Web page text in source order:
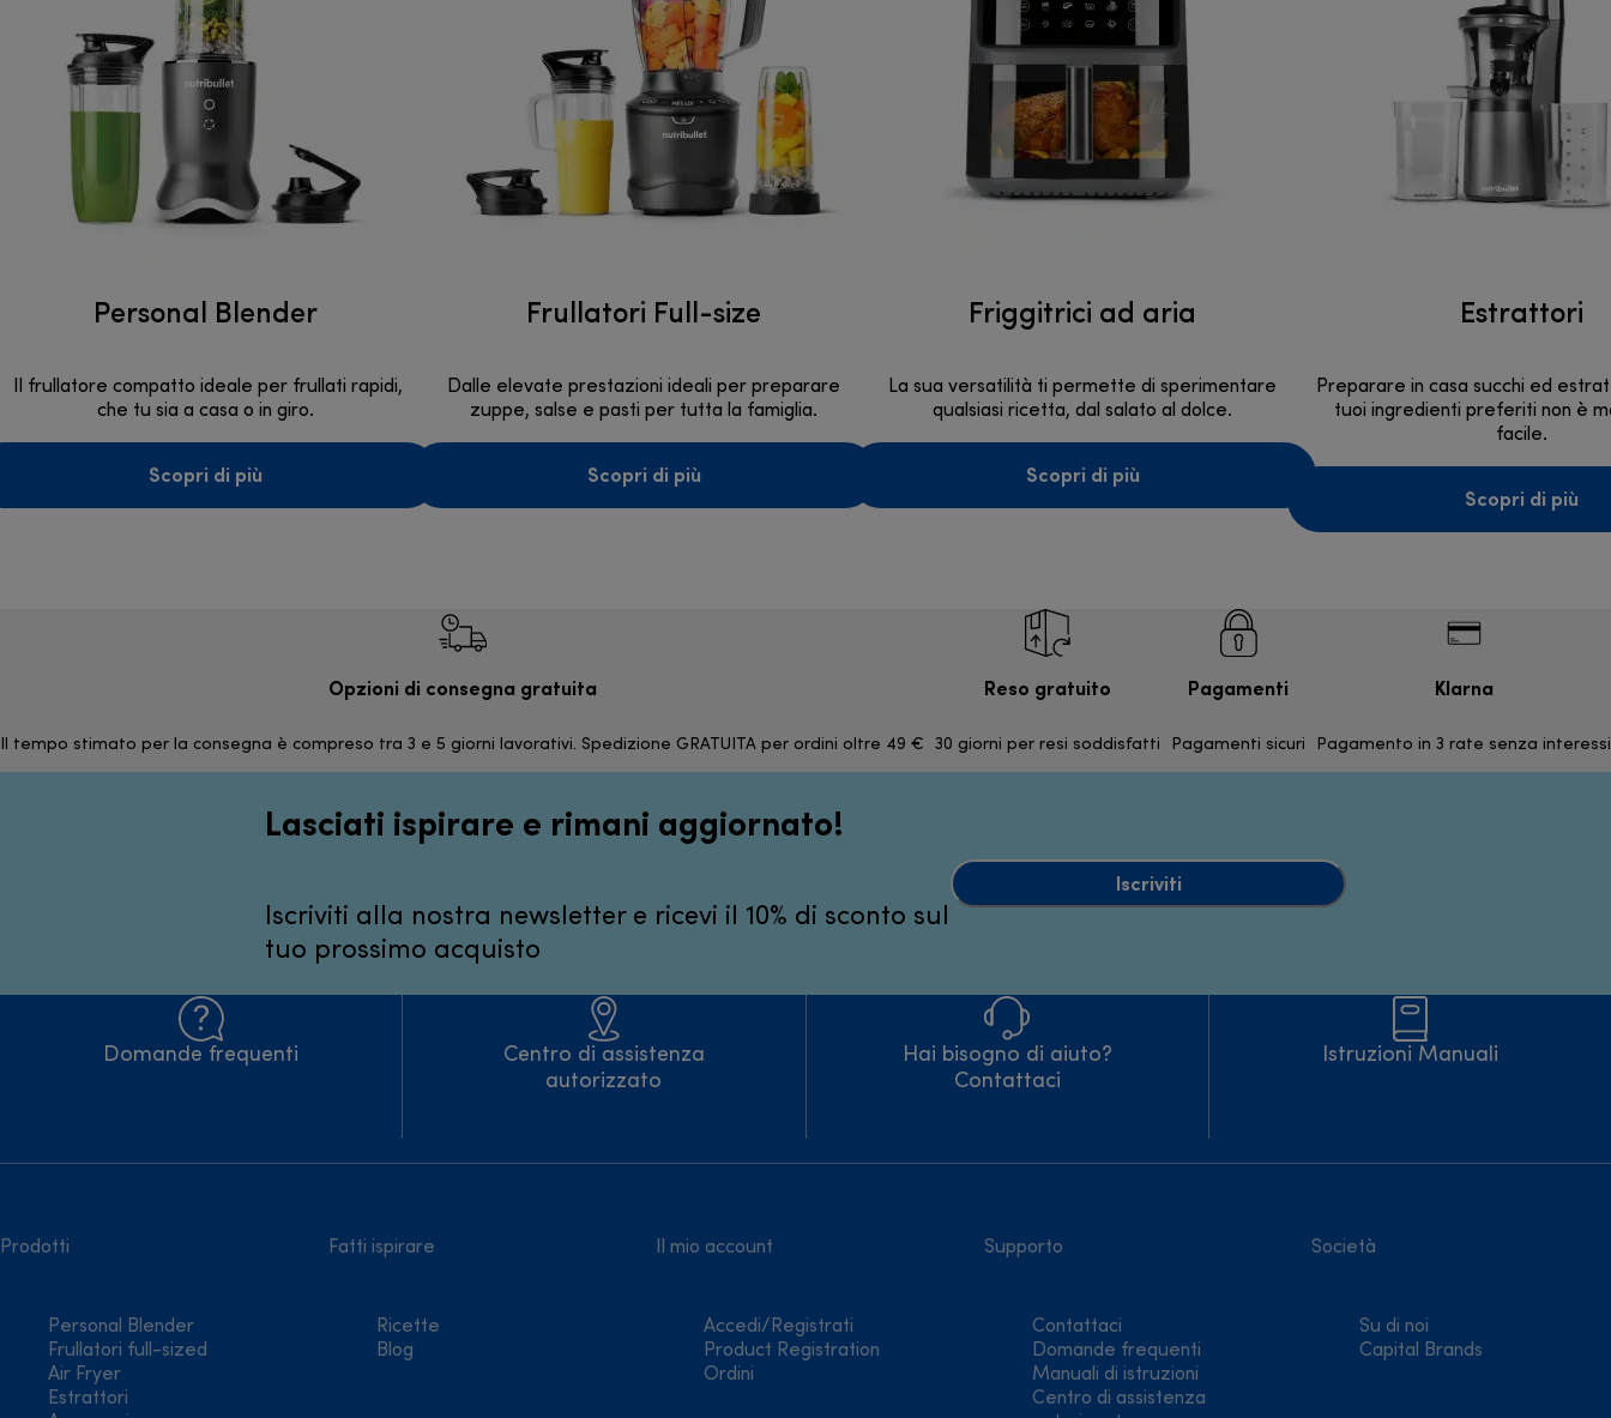
Personal Blender
Il frullatore compatto ideale per frullati rapidi,
che tu sia a casa o in giro.
Scopri di più
Frullatori Full-size
Dalle elevate prestazioni ideali per preparare
zuppe, salse e pasti per tutta la famiglia.
Scopri di più
Friggitrici ad aria
La sua versatilità ti permette di sperimentare
qualsiasi ricetta, dal salato al dolce.
Scopri di più
Estrattori
Preparare in casa succhi ed
tuoi ingredienti preferiti non è
facile.
Scopri di più
Opzioni di consegna gratuita
Il tempo stimato per la consegna è compreso tra 3 e 5 giorni lavorativi. Spedizione GRATUITA per ordini oltre 49 €
Reso gratuito
30 giorni per resi soddisfatti
Pagamenti
Pagamenti sicuri
Klarna
Pagamento in 3 rate senza interessi
Lasciati ispirare e rimani aggiornato!
Iscriviti alla nostra newsletter e ricevi il 10% di sconto sul
tuo prossimo acquisto
Iscriviti
Domande frequenti
Centro di assistenza
autorizzato
Hai bisogno di aiuto?
Contattaci
Istruzioni Manuali
Prodotti
Personal Blender
Frullatori full-sized
Air Fryer
Estrattori
Fatti ispirare
Ricette
Blog
Il mio account
Accedi/Registrati
Product Registration
Ordini
Supporto
Contattaci
Domande frequenti
Manuali di istruzioni
Centro di assistenza
Società
Su di noi
Capital Brands